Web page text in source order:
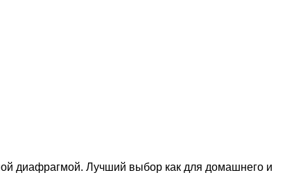
диафрагмой. Лучший выбор как для домашнего и